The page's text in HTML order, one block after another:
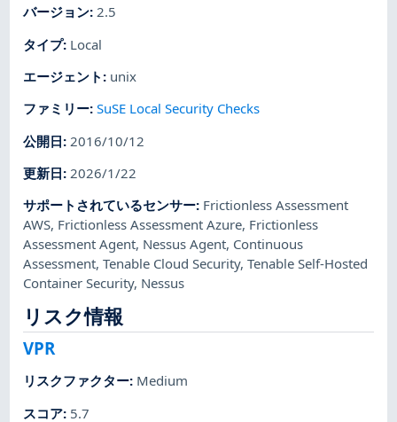
バージョン:2.5
タイプ: Local
エージェント : unix
ファミリー:SuSE Local Security Checks
公開日: 2016/10/12
更新日: 2026/1/22
サポートされているセンサー: Frictionless Assessment
AWS, Frictionless Assessment Azure, Frictionless
Assessment Agent, Nessus Agent, Continuous
Assessment,Tenable Cloud Security,Tenable Self-Hosted
Container Security, Nessus
リスク情報
VPR
リスクファクター: Medium
スコア: 5.7